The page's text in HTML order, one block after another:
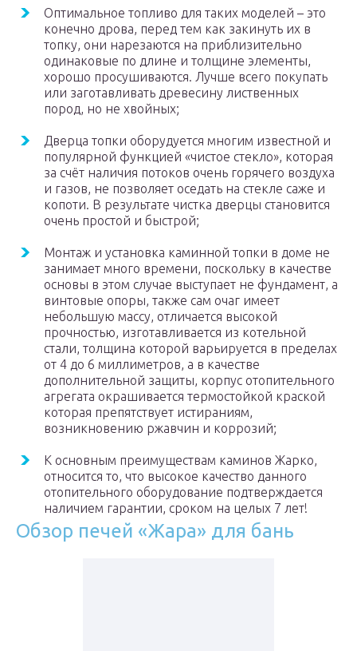
Оптимальное топливо для таких моделей – это
конечно дрова, перед тем как закинуть их в
топку, они нарезаются на приблизительно
одинаковые по длине и толщине элементы,
хорошо просушиваются. Лучше всего покупать
или заготавливать древесину лиственных
пород, но не хвойных;
Дверца топки оборудуется многим известной и
популярной функцией «чистое стекло», которая
за счёт наличия потоков очень горячего воздуха
и газов, не позволяет оседать на стекле саже и
копоти. В результате чистка дверцы становится
очень простой и быстрой;
Монтаж и установка каминной топки в доме не
занимает много времени, поскольку в качестве
основы в этом случае выступает не фундамент, а
винтовые опоры, также сам очаг имеет
небольшую массу, отличается высокой
прочностью, изготавливается из котельной
стали, толщина которой варьируется в пределах
от 4 до 6 миллиметров, а в качестве
дополнительной защиты, корпус отопительного
агрегата окрашивается термостойкой краской
которая препятствует истираниям,
возникновению ржавчин и коррозий;
К основным преимуществам каминов Жарко,
относится то, что высокое качество данного
отопительного оборудование подтверждается
наличием гарантии, сроком на целых 7 лет!
Обзор печей «Жара» для бань